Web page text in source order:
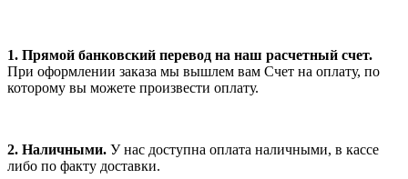
1. Прямой банковский перевод на наш расчетный счет.
При оформлении заказа мы вышлем вам Счет на оплату, по
которому вы можете произвести оплату.
2. Наличными. У нас доступна оплата наличными, в кассе
либо по факту доставки.